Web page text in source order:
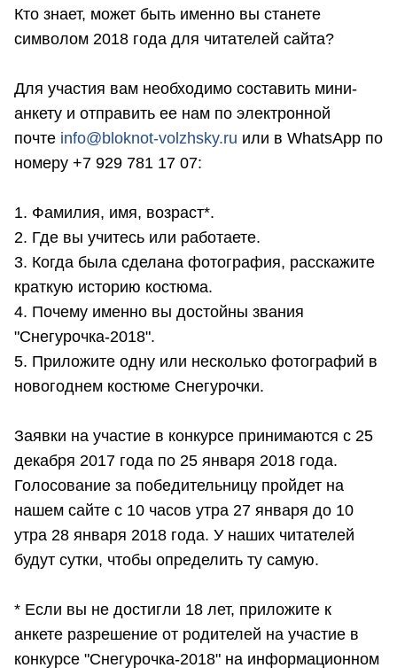
Кто знает, может быть именно вы станете
символом 2018 года для читателей сайта?
Для участия вам необходимо составить мини-
анкету и отправить ее нам по электронной
почте info@bloknot-volzhsky.ru или в WhatsApp по
номеру +7 929 781 17 07:
1. Фамилия, имя, возраст*.
2. Где вы учитесь или работаете.
3. Когда была сделана фотография, расскажите
краткую историю костюма.
4. Почему именно вы достойны звания
"Снегурочка-2018".
5. Приложите одну или несколько фотографий в
новогоднем костюме Снегурочки.
Заявки на участие в конкурсе принимаются с 25
декабря 2017 года по 25 января 2018 года.
Голосование за победительницу пройдет на
нашем сайте с 10 часов утра 27 января до 10
утра 28 января 2018 года. У наших читателей
будут сутки, чтобы определить ту самую.
* Если вы не достигли 18 лет, приложите к
анкете разрешение от родителей на участие в
конкурсе "Снегурочка-2018" на информационном